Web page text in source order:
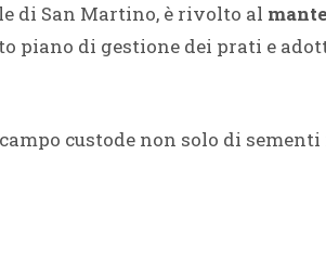
di San Martino, è rivolto al
piano di gestione dei prati e
custode non solo di